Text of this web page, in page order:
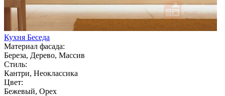
Кухня Беседа
Материал фасада:
Береза, Дерево, Массив
Стиль:
Кантри, Неоклассика
Цвет:
Бежевый, Орех